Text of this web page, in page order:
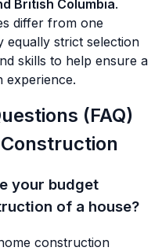
British Columbia.
differ from one
equally strict selection
skills to help ensure a
experience.
(FAQ)
your budget
of a house?
construction